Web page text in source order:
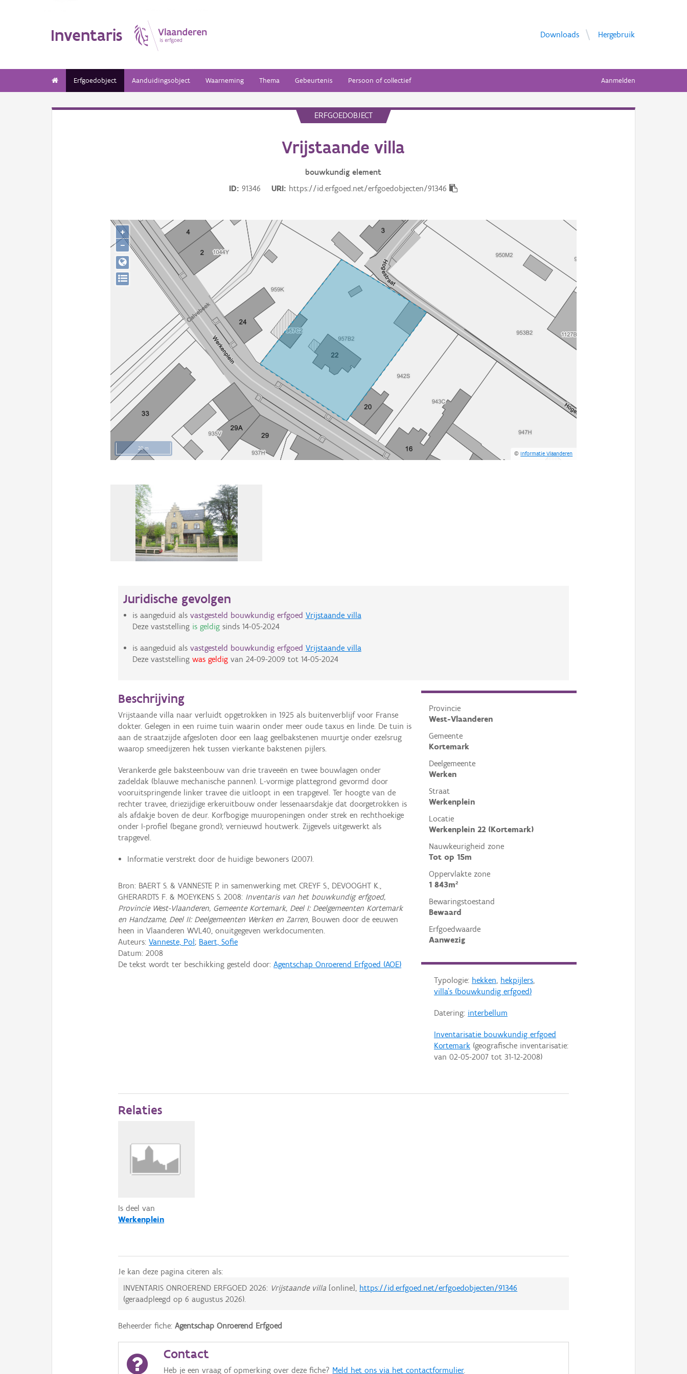
Inventaris Downloads Hergebruik
Erfgoedobject Aanduidingsobject Waarneming Thema Gebeurtenis Persoon of collectief Aanmelden
ERFGOEDOBJECT
Vrijstaande villa
bouwkundig element
ID
91346 URI https://id.erfgoed.net/erfgoedobjecten/91346
20 m
©Informatie Vlaanderen
+
−
Juridische gevolgen
is aangeduid als vastgesteld bouwkundig erfgoed Vrijstaande villa
Deze vaststelling is geldigsinds 14-05-2024
is aangeduid als vastgesteld bouwkundig erfgoed Vrijstaande villa
Deze vaststelling was geldigvan 24-09-2009 tot 14-05-2024
Provincie
West-Vlaanderen
Gemeente
Kortemark
Deelgemeente
Werken
Straat
Werkenplein
Locatie
Werkenplein 22 (Kortemark)
Nauwkeurigheid zone
Tot op 15m
Oppervlakte zone
1 843m²
Bewaringstoestand
Bewaard
Erfgoedwaarde
Aanwezig
Typologie: hekken, hekpijlers,
villa's (bouwkundig erfgoed)
Datering: interbellum
Inventarisatie bouwkundig erfgoed
Kortemark(geografische inventarisatie:
van 02-05-2007tot 31-12-2008)
Beschrijving
Vrijstaande villa naar verluidt opgetrokken in 1925 als buitenverblijf voor Franse
dokter. Gelegen in een ruime tuin waarin onder meer oude taxus en linde. De tuin is
aan de straatzijde afgesloten door een laag geelbakstenen muurtje onder ezelsrug
waarop smeedijzeren hek tussen vierkante bakstenen pijlers.
Verankerde gele baksteenbouw van drie traveeën en twee bouwlagen onder
zadeldak (blauwe mechanische pannen). L-vormige plattegrond gevormd door
vooruitspringende linker travee die uitloopt in een trapgevel. Ter hoogte van de
rechter travee, driezijdige erkeruitbouw onder lessenaarsdakje dat doorgetrokken is
als afdakje boven de deur. Korfbogige muuropeningen onder strek en rechthoekige
onder I-profiel (begane grond); vernieuwd houtwerk. Zijgevels uitgewerkt als
trapgevel.
Informatie verstrekt door de huidige bewoners (2007).
Bron: BAERT S. & VANNESTE P. in samenwerking met CREYF S., DEVOOGHT K.,
GHERARDTS F. & MOEYKENS S. 2008: Inventaris van het bouwkundig erfgoed,
Provincie West-Vlaanderen, Gemeente Kortemark, Deel I: Deelgemeenten Kortemark
en Handzame, Deel II: Deelgemeenten Werken en Zarren, Bouwen door de eeuwen
heen in Vlaanderen WVL40, onuitgegeven werkdocumenten.
Auteurs:Vanneste, Pol; Baert, Sofie
Datum:2008
De tekst wordt ter beschikking gesteld door:Agentschap Onroerend Erfgoed (AOE)
Relaties
Is deel van
Werkenplein
Je kan deze pagina citeren als:
INVENTARIS ONROEREND ERFGOED 2026: Vrijstaande villa [online], https://id.erfgoed.net/erfgoedobjecten/91346
(geraadpleegd op6 augustus 2026).
Beheerder fiche:Agentschap Onroerend Erfgoed
Contact
Heb je een vraag of opmerking over deze fiche? Meld het ons via het contactformulier.